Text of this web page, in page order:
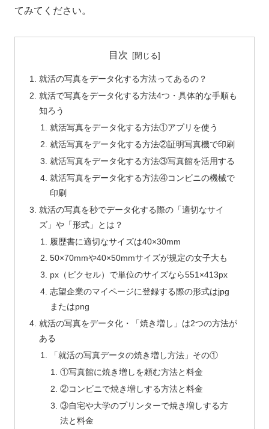
てみてください。
目次
就活の写真をデータ化する方法ってあるの？
就活で写真をデータ化する方法4つ・具体的な手順も
知ろう
就活写真をデータ化する方法①アプリを使う
就活写真をデータ化する方法②証明写真機で印刷
就活写真をデータ化する方法③写真館を活用する
就活写真をデータ化する方法④コンビニの機械で
印刷
就活の写真を秒でデータ化する際の「適切なサイ
ズ」や「形式」とは？
履歴書に適切なサイズは40×30mm
50×70mmや40×50mmサイズが規定の女子大も
px（ピクセル）で単位のサイズなら551×413px
志望企業のマイページに登録する際の形式はjpg
またはpng
就活の写真をデータ化・「焼き増し」は2つの方法が
ある
「就活の写真データの焼き増し方法」その①
①写真館に焼き増しを頼む方法と料金
②コンビニで焼き増しする方法と料金
③自宅や大学のプリンターで焼き増しする方
法と料金